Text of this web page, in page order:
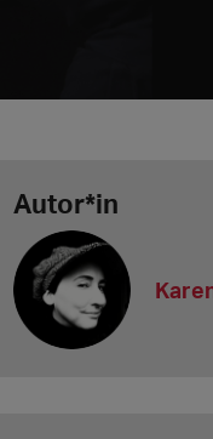
Autor*in